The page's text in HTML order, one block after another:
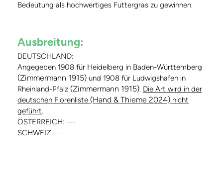
Bedeutung als hochwertiges Futtergras zu gewinnen.
Ausbreitung:
DEUTSCHLAND:
Angegeben 1908 für Heidelberg in Baden-Württemberg
(Zimmermann 1915) und 1908 für Ludwigshafen in
Rheinland-Pfalz (Zimmermann 1915). Die Art wird in der
deutschen Florenliste (Hand & Thieme 2024) nicht
geführt.
ÖSTERREICH: ---
SCHWEIZ: ---